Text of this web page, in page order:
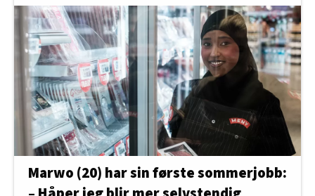
Marwo (20) har sin første sommerjobb: